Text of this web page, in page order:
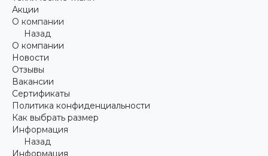
Акции
О компании
Назад
О компании
Новости
Отзывы
Вакансии
Сертификаты
Политика конфиденциальности
Как выбрать размер
Информация
Назад
Информация